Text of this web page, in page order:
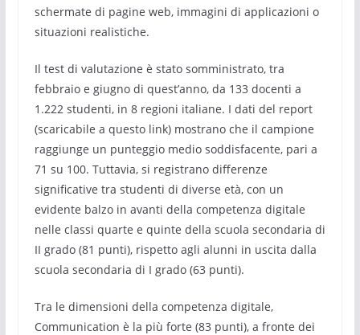
schermate di pagine web, immagini di applicazioni o
situazioni realistiche.
Il test di valutazione è stato somministrato, tra
febbraio e giugno di quest’anno, da 133 docenti a
1.222 studenti, in 8 regioni italiane. I dati del report
(scaricabile a questo link) mostrano che il campione
raggiunge un punteggio medio soddisfacente, pari a
71 su 100. Tuttavia, si registrano differenze
significative tra studenti di diverse età, con un
evidente balzo in avanti della competenza digitale
nelle classi quarte e quinte della scuola secondaria di
II grado (81 punti), rispetto agli alunni in uscita dalla
scuola secondaria di I grado (63 punti).
Tra le dimensioni della competenza digitale,
Communication è la più forte (83 punti), a fronte dei